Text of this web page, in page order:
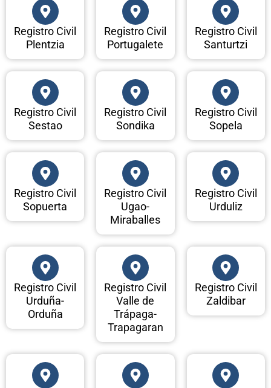
Registro Civil
Plentzia
Registro Civil
Portugalete
Registro Civil
Santurtzi
Registro Civil
Sestao
Registro Civil
Sondika
Registro Civil
Sopela
Registro Civil
Sopuerta
Registro Civil
Ugao-
Miraballes
Registro Civil
Urduliz
Registro Civil
Urduña-
Orduña
Registro Civil
Valle de
Trápaga-
Trapagaran
Registro Civil
Zaldibar